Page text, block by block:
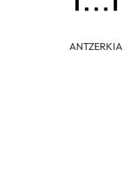
ANTZERKIA